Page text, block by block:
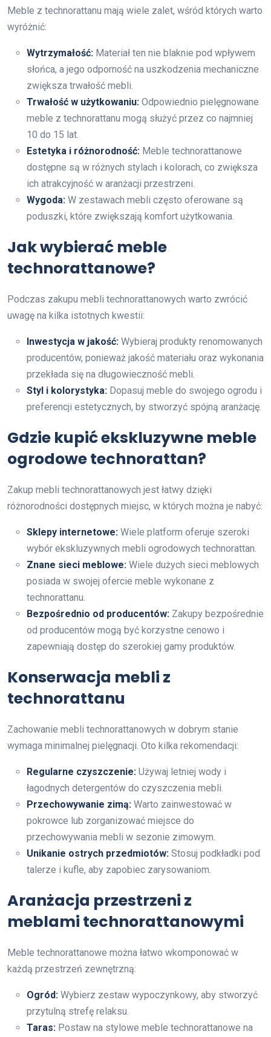
Meble z technorattanu mają wiele zalet, wśród których warto
wyróżnić:
Wytrzymałość: Materiał ten nie blaknie pod wpływem
słońca, a jego odporność na uszkodzenia mechaniczne
zwiększa trwałość mebli.
Trwałość w użytkowaniu: Odpowiednio pielęgnowane
meble z technorattanu mogą służyć przez co najmniej
10 do 15 lat.
Estetyka i różnorodność: Meble technorattanowe
dostępne są w różnych stylach i kolorach, co zwiększa
ich atrakcyjność w aranżacji przestrzeni.
Wygoda: W zestawach mebli często oferowane są
poduszki, które zwiększają komfort użytkowania.
Jak wybierać meble
technorattanowe?
Podczas zakupu mebli technorattanowych warto zwrócić
uwagę na kilka istotnych kwestii:
Inwestycja w jakość: Wybieraj produkty renomowanych
producentów, ponieważ jakość materiału oraz wykonania
przekłada się na długowieczność mebli.
Styl i kolorystyka: Dopasuj meble do swojego ogrodu i
preferencji estetycznych, by stworzyć spójną aranżację.
Gdzie kupić ekskluzywne meble
ogrodowe technorattan?
Zakup mebli technorattanowych jest łatwy dzięki
różnorodności dostępnych miejsc, w których można je nabyć:
Sklepy internetowe: Wiele platform oferuje szeroki
wybór ekskluzywnych mebli ogrodowych technorattan.
Znane sieci meblowe: Wiele dużych sieci meblowych
posiada w swojej ofercie meble wykonane z
technorattanu.
Bezpośrednio od producentów: Zakupy bezpośrednie
od producentów mogą być korzystne cenowo i
zapewniają dostęp do szerokiej gamy produktów.
Konserwacja mebli z
technorattanu
Zachowanie mebli technorattanowych w dobrym stanie
wymaga minimalnej pielęgnacji. Oto kilka rekomendacji:
Regularne czyszczenie: Używaj letniej wody i
łagodnych detergentów do czyszczenia mebli.
Przechowywanie zimą: Warto zainwestować w
pokrowce lub zorganizować miejsce do
przechowywania mebli w sezonie zimowym.
Unikanie ostrych przedmiotów: Stosuj podkładki pod
talerze i kufle, aby zapobiec zarysowaniom.
Aranżacja przestrzeni z
meblami technorattanowymi
Meble technorattanowe można łatwo wkomponować w
każdą przestrzeń zewnętrzną:
Ogród: Wybierz zestaw wypoczynkowy, aby stworzyć
przytulną strefę relaksu.
Taras: Postaw na stylowe meble technorattanowe na